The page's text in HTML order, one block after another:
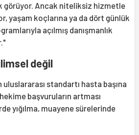
görüyor. Ancak niteliksiz hizmetle
yaşam koçlarına ya da dört günlük
açılmış danışmanlık
değil
standartı hasta başına
başvuruların artması
yığılma, muayene sürelerinde